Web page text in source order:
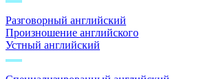
Разговорный английский
Произношение английского
Устный английский